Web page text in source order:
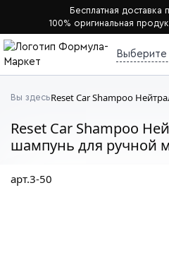
Бесплатная
100% оригинальная
Выберите
Вы здесь
Reset Car Shampoo
шампунь для ручной
арт.3-50